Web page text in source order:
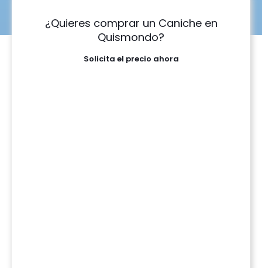
¿Quieres comprar un Caniche en
Quismondo?
Solicita el precio ahora